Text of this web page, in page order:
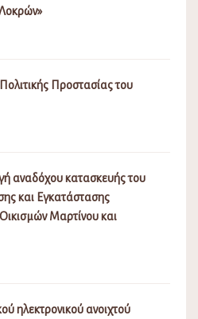
Προστασίας του
αναδόχου κατασκευής του
και Εγκατάστασης
Μαρτίνου και
ηλεκτρονικού ανοιχτού